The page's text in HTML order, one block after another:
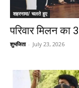
शहरनामा/ चलते हुए
परिवार मिलन का
शुभजिता - July 23, 2026